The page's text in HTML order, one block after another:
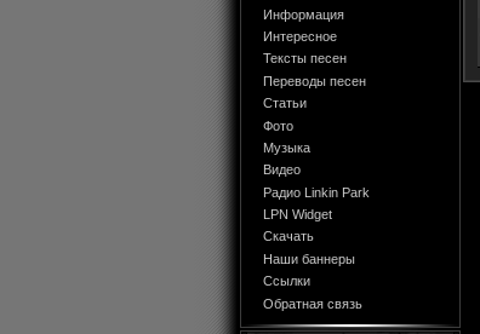
Информация
Интересное
Тексты песен
Переводы песен
Статьи
Фото
Музыка
Видео
Радио Linkin Park
LPN Widget
Скачать
Наши баннеры
Ссылки
Обратная связь